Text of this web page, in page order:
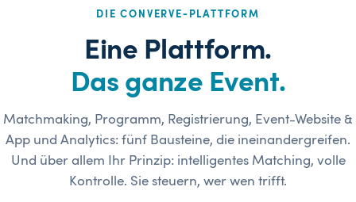
DIE CONVERVE-PLATTFORM
Eine Plattform.
Das ganze Event.
Matchmaking, Programm, Registrierung, Event-Website &
App und Analytics: fünf Bausteine, die ineinandergreifen.
Und über allem Ihr Prinzip: intelligentes Matching, volle
Kontrolle. Sie steuern, wer wen trifft.